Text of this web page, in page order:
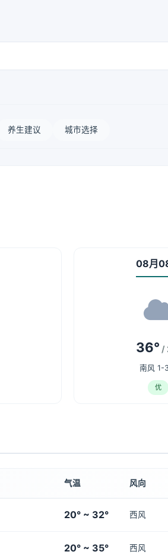
养生建议 城市选择
08月
36° /
南风 1-
优
气温 风向
20° ~ 32° 西风
20° ~ 35° 西风